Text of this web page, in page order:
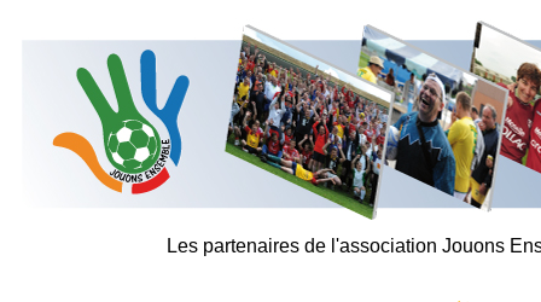
Les partenaires de l'association Jouons